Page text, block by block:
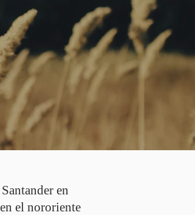
en
el nororiente